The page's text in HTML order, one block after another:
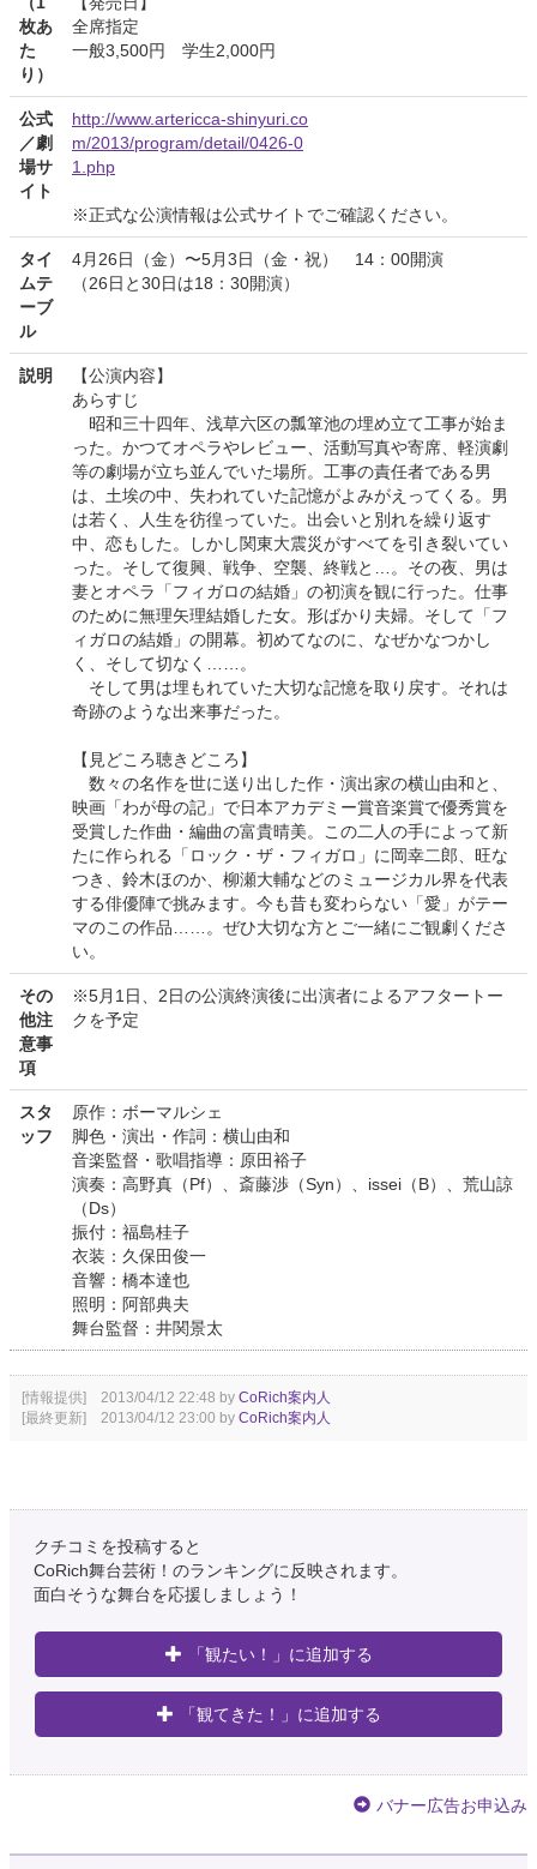
枚あ
た
り）
全席指定
一般3,500円 学生2,000円
公式
／劇
場サ
イト
http://www.artericca-shinyuri.co
m/2013/program/detail/0426-0
1.php
※正式な公演情報は公式サイトでご確認ください。
タイ
ムテ
ーブ
ル
4月26日（金）〜5月3日（金・祝） 14：00開演
（26日と30日は18：30開演）
説明
【公演内容】
あらすじ
昭和三十四年、浅草六区の瓢箪池の埋め立て工事が始ま
った。かつてオペラやレビュー、活動写真や寄席、軽演劇
等の劇場が立ち並んでいた場所。工事の責任者である男
は、土埃の中、失われていた記憶がよみがえってくる。男
は若く、人生を彷徨っていた。出会いと別れを繰り返す
中、恋もした。しかし関東大震災がすべてを引き裂いてい
った。そして復興、戦争、空襲、終戦と…。その夜、男は
妻とオペラ「フィガロの結婚」の初演を観に行った。仕事
のために無理矢理結婚した女。形ばかり夫婦。そして「フ
ィガロの結婚」の開幕。初めてなのに、なぜかなつかし
く、そして切なく……。
そして男は埋もれていた大切な記憶を取り戻す。それは
奇跡のような出来事だった。
【見どころ聴きどころ】
数々の名作を世に送り出した作・演出家の横山由和と、
映画「わが母の記」で日本アカデミー賞音楽賞で優秀賞を
受賞した作曲・編曲の富貴晴美。この二人の手によって新
たに作られる「ロック・ザ・フィガロ」に岡幸二郎、旺な
つき、鈴木ほのか、柳瀬大輔などのミュージカル界を代表
する俳優陣で挑みます。今も昔も変わらない「愛」がテー
マのこの作品……。ぜひ大切な方とご一緒にご観劇くださ
い。
その
他注
意事
項
※5月1日、2日の公演終演後に出演者によるアフタートー
クを予定
スタ
ッフ
原作：ボーマルシェ
脚色・演出・作詞：横山由和
音楽監督・歌唱指導：原田裕子
演奏：高野真（Pf）、斎藤渉（Syn）、issei（B）、荒山諒
（Ds）
振付：福島桂子
衣装：久保田俊一
音響：橋本達也
照明：阿部典夫
舞台監督：井関景太
[情報提供] 2013/04/12 22:48 by CoRich案内人
[最終更新] 2013/04/12 23:00 by CoRich案内人
クチコミを投稿すると
CoRich舞台芸術！のランキングに反映されます。
面白そうな舞台を応援しましょう！
「観たい！」に追加する
「観てきた！」に追加する
バナー広告お申込み